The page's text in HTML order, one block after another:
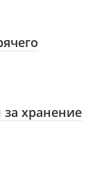
хранение